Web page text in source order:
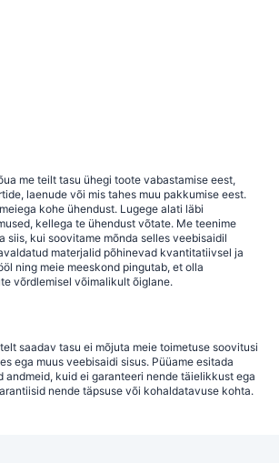
me teilt tasu ühegi toote vabastamise eest,
laenude või mis tahes muu pakkumise eest.
kohe ühendust. Lugege alati läbi
kellega te ühendust võtate. Me teenime
siis, kui soovitame mõnda selles veebisaidil
materjalid põhinevad kvantitatiivsel ja
ning meie meeskond pingutab, et olla
võrdlemisel võimalikult õiglane.
saadav tasu ei mõjuta meie toimetuse soovitusi
ega muus veebisaidi sisus. Püüame esitada
andmeid, kuid ei garanteeri nende täielikkust ega
nende täpsuse või kohaldatavuse kohta.